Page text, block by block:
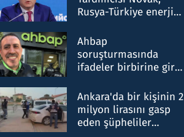
Rusya-Türkiye enerji
nitelikte olduğunu
belirtti
Ahbap
soruşturmasında
ifadeler birbirine girdi:
ifadelerinden ortaya
çıkan tablo şok etti
Ankara'da bir kişinin 2
milyon lirasını gasp
eden şüpheliler